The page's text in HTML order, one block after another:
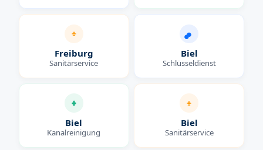
Freiburg
Sanitärservice
Biel
Schlüsseldienst
Biel
Kanalreinigung
Biel
Sanitärservice